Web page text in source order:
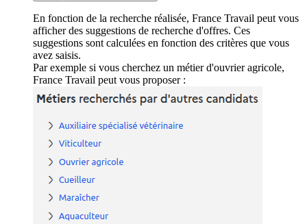
En fonction de la recherche réalisée, France Travail peut vous
afficher des suggestions de recherche d'offres. Ces
suggestions sont calculées en fonction des critères que vous
avez saisis.
Par exemple si vous cherchez un métier d'ouvrier agricole,
France Travail peut vous proposer :